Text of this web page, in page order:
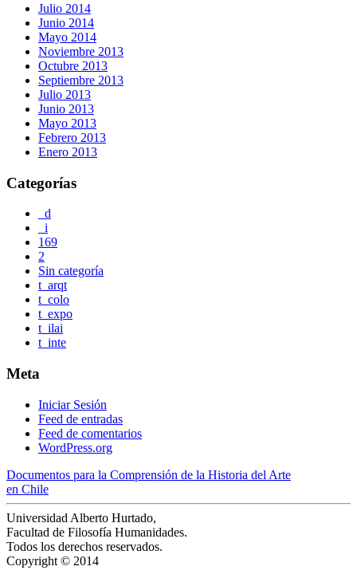
Julio 2014
Junio 2014
Mayo 2014
Noviembre 2013
Octubre 2013
Septiembre 2013
Julio 2013
Junio 2013
Mayo 2013
Febrero 2013
Enero 2013
Categorías
_d
_i
169
2
Sin categoría
t_arqt
t_colo
t_expo
t_ilai
t_inte
Meta
Iniciar Sesión
Feed de entradas
Feed de comentarios
WordPress.org
Documentos para la Comprensión de la Historia del Arte
en Chile
Universidad Alberto Hurtado,
Facultad de Filosofía Humanidades.
Todos los derechos reservados.
Copyright © 2014